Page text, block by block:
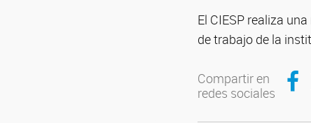
El CIESP realiza
de trabajo de la
Compartir en
redes sociales